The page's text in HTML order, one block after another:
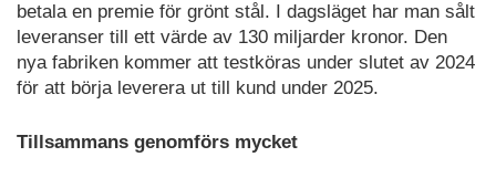
betala en premie för grönt stål. I dagsläget har man sålt
leveranser till ett värde av 130 miljarder kronor. Den
nya fabriken kommer att testköras under slutet av 2024
för att börja leverera ut till kund under 2025.
Tillsammans genomförs mycket